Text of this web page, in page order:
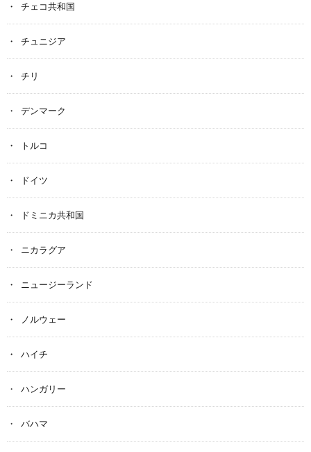
チェコ共和国
チュニジア
チリ
デンマーク
トルコ
ドイツ
ドミニカ共和国
ニカラグア
ニュージーランド
ノルウェー
ハイチ
ハンガリー
バハマ